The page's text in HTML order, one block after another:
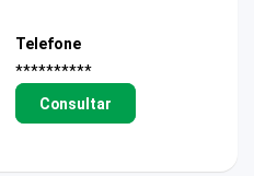
Telefone
**********
Consultar